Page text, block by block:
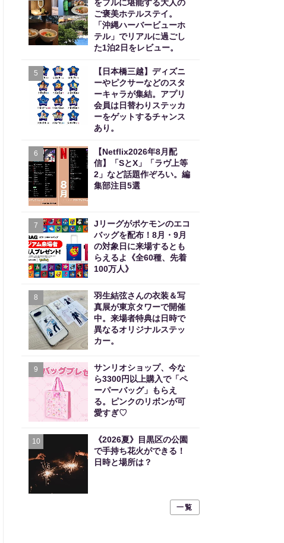
をフルに堪能する大人の
ご褒美ホテルステイ。
「沖縄ハーバービューホ
テル」でリアルに過ごし
た1泊2日をレビュー。
5
【日本橋三越】ディズニ
ーやピクサーなどのスタ
ーキャラが集結。アプリ
会員は日替わりステッカ
ーをゲットするチャンス
あり。
6
【Netflix2026年8月配
信】「SとX」「ラヴ上等
2」など話題作ぞろい。編
集部注目5選
7
Jリーグがポケモンのエコ
バッグを配布！8月・9月
の対象日に来場するとも
らえるよ《全60種、先着
100万人》
8
羽生結弦さんの衣装＆写
真展が東京タワーで開催
中。来場者特典は日時で
異なるオリジナルステッ
カー。
9
サンリオショップ、今な
ら3300円以上購入で「ペ
ーパーバッグ」もらえ
る。ピンクのリボンが可
愛すぎ♡
10
《2026夏》目黒区の公園
で手持ち花火ができる！
日時と場所は？
一覧